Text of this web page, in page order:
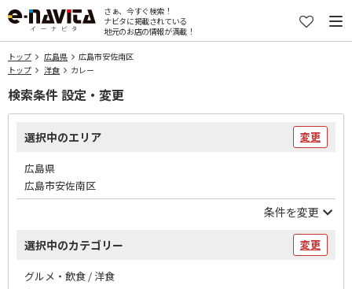
さぁ、今すぐ検索！
ナビタに掲載されている
地元のお店の情報が満載！
トップ 広島県
広島市安佐南区
トップ
洋食 カレー
検索条件 設定・変更
選択中のエリア 変更
広島県
広島市安佐南区
条件を変更
選択中のカテゴリー 変更
グルメ・飲食 / 洋食